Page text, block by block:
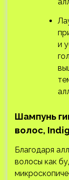
и
Шампунь
волос,
Благодаря
волосы как